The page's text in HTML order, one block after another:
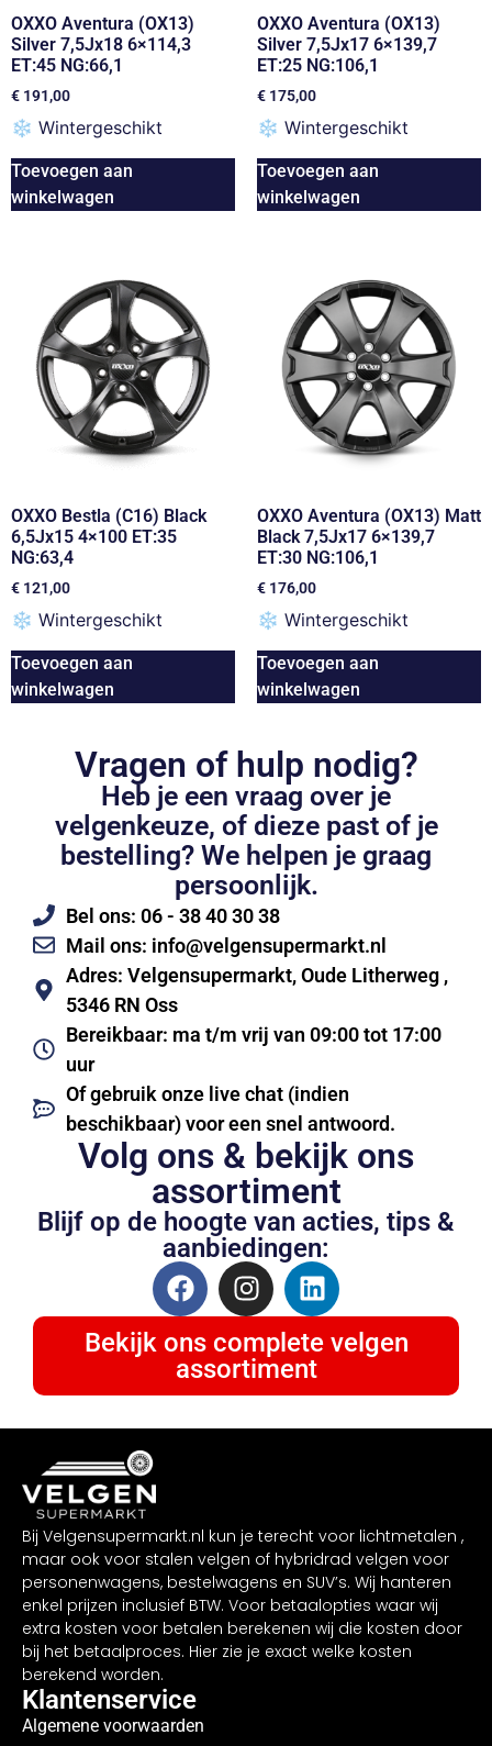
OXXO Aventura (OX13)
Silver 7,5Jx18 6×114,3
ET:45 NG:66,1
€ 191,00
❄ Wintergeschikt
Toevoegen aan
winkelwagen
OXXO Aventura (OX13)
Silver 7,5Jx17 6×139,7
ET:25 NG:106,1
€ 175,00
❄ Wintergeschikt
Toevoegen aan
winkelwagen
OXXO Bestla (C16) Black
6,5Jx15 4×100 ET:35
NG:63,4
€ 121,00
❄ Wintergeschikt
Toevoegen aan
winkelwagen
OXXO Aventura (OX13) Matt
Black 7,5Jx17 6×139,7
ET:30 NG:106,1
€ 176,00
❄ Wintergeschikt
Toevoegen aan
winkelwagen
Vragen of hulp nodig?
Heb je een vraag over je
velgenkeuze, of dieze past of je
bestelling? We helpen je graag
persoonlijk.
Bel ons: 06 - 38 40 30 38
Mail ons: info@velgensupermarkt.nl
Adres: Velgensupermarkt, Oude Litherweg ,
5346 RN Oss
Bereikbaar: ma t/m vrij van 09:00 tot 17:00
uur
Of gebruik onze live chat (indien
beschikbaar) voor een snel antwoord.
Volg ons & bekijk ons
assortiment
Blijf op de hoogte van acties, tips &
aanbiedingen:
Bekijk ons complete velgen
assortiment
Bij Velgensupermarkt.nl kun je terecht voor lichtmetalen ,
maar ook voor stalen velgen of hybridrad velgen voor
personenwagens, bestelwagens en SUV’s. Wij hanteren
enkel prijzen inclusief BTW. Voor betaalopties waar wij
extra kosten voor betalen berekenen wij die kosten door
bij het betaalproces. Hier zie je exact welke kosten
berekend worden.
Klantenservice
Algemene voorwaarden